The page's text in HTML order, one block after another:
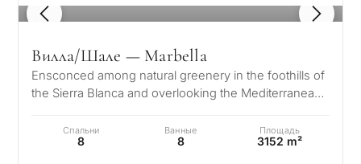
С лифтом
Первая линия гольфа
1 / 8
Вилла/Шале — Marbella
Ensconced among natural greenery in the foothills of
the Sierra Blanca and overlooking the Mediterranean
Спальни
8
Ванные
8
Площадь
3152 m²